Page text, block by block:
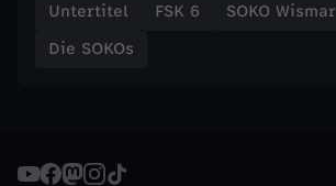
Untertitel
FSK 6
SOKO Wismar
Die SOKOs